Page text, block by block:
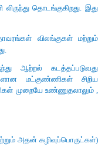
காரணம் கூறு.
ஏனென்றால்
இதற்கு காரணம்.
உற்பத்தியாளர்கள்
ஆற்றல் கடத்தல்